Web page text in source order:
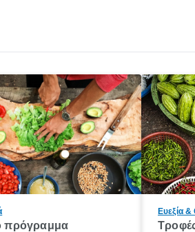
πρόγραμμα
Ευεξία